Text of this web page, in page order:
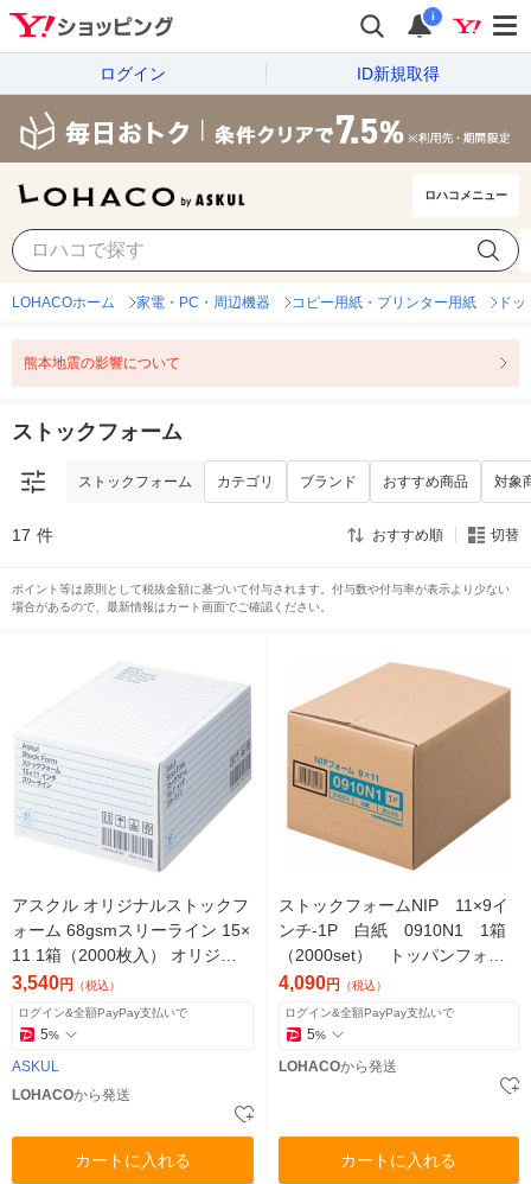
i
ログイン ID新規取得
ロハコメニュー
ストックフォーム 対象
LOHACOホーム 家電・PC・周辺機器 コピー用紙・プリンター用紙 ド
熊本地震の影響について
ストックフォーム
ストックフォーム カテゴリ ブランド おすすめ商品 対象
17 件 おすすめ順 切替
ポイント等は原則として税抜金額に基づいて付与されます。付与数や付与率が表示より少ない
場合があるので、最新情報はカート画面でご確認ください。
アスクル オリジナルストックフ
ォーム 68gsmスリーライン 15×
11 1箱（2000枚入） オリジナ
ル
3,540円 （税込）
ログイン&全額PayPay支払いで
5%
ASKUL
LOHACOから発送
カートに入れる
ストックフォームNIP 11×9イ
ンチ-1P 白紙 0910N1 1箱
（2000set） トッパンフォー
ムズ
4,090円 （税込）
ログイン&全額PayPay支払いで
5%
LOHACOから発送
カートに入れる